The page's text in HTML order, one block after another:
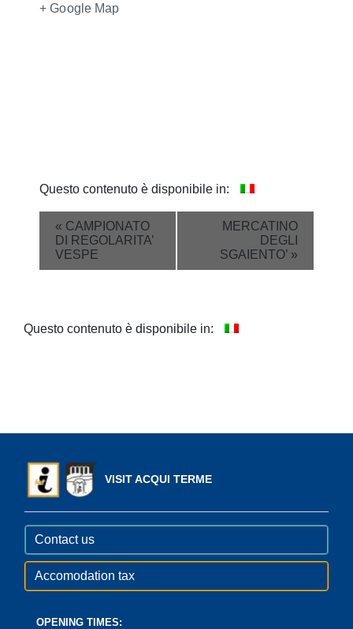
+ Google Map
Questo contenuto è disponibile in:
Event
Navigation
« CAMPIONATO
DI REGOLARITA’
VESPE
MERCATINO
DEGLI
SGAIENTO’ »
Questo contenuto è disponibile in:
VISIT ACQUI TERME
Contact us
Accomodation tax
OPENING TIMES: